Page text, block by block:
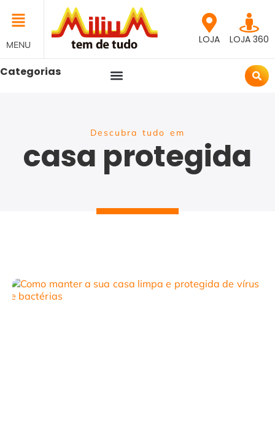
MENU LOJA LOJA 360
Categorias
Descubra tudo em
casa protegida